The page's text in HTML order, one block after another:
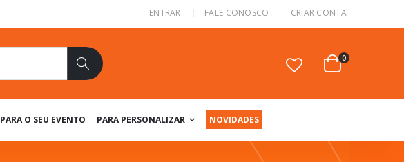
ENTRAR FALE CONOSCO CRIAR CONTA
Cart
0itens
PARA O SEU EVENTO PARA PERSONALIZAR NOVIDADES